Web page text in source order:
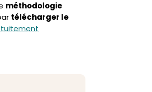
méthodologie
télécharger le